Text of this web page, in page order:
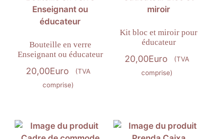
Bouteille en verre
Enseignant ou éducateur
20,00Euro
(TVA
comprise)
Kit bloc et miroir pour
éducateur
20,00Euro
(TVA
comprise)